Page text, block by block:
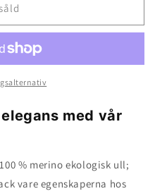
med vår
% merino ekologisk ull;
vare egenskaperna hos